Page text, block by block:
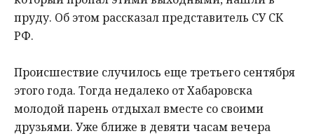
пруду. Об этом рассказал представитель СУ СК
РФ.
Происшествие случилось еще третьего сентября
этого года. Тогда недалеко от Хабаровска
молодой парень отдыхал вместе со своими
друзьями. Уже ближе в девяти часам вечера